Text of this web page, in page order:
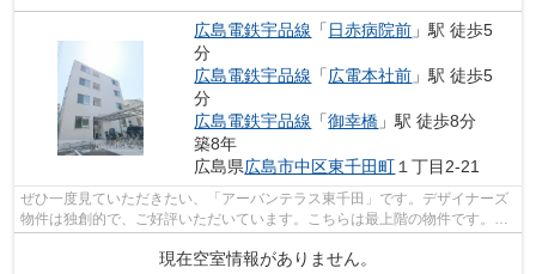
広島電鉄宇品線 「 日赤病院前 」駅 徒歩5
分
広島電鉄宇品線 「広電本社前 」駅 徒歩5
分
広島電鉄宇品線 「御幸橋 」駅 徒歩8分
築8年
広島県広島市中区東千田町 １丁目2-21
ぜひ一度見ていただきたい、「アーバンテラス東千田」です。デザイナーズ
物件は独創的で、ご好評いただいています。こちらは最上階の物件です。造
りとデザインに関して、自信をもって...
現在空室情報がありません。